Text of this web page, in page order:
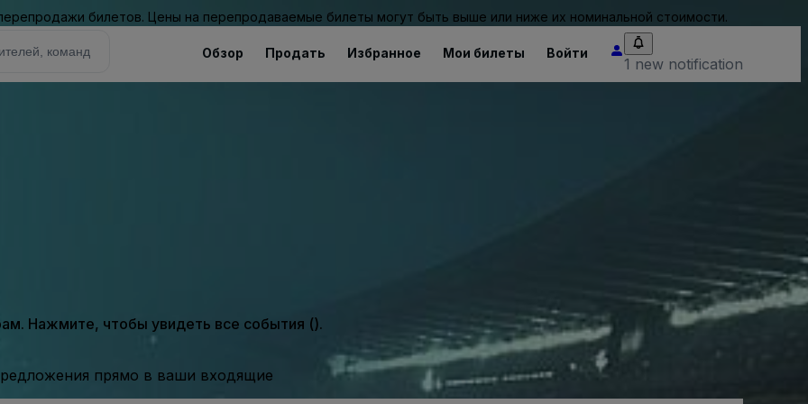
билетов. Цены на перепродаваемые билеты могут быть выше или ниже их номинальной стоимости.
Обзор Продать Избранное Мои билеты Войти
1 new notification
Нажмите, чтобы увидеть все события ().
прямо в ваши входящие